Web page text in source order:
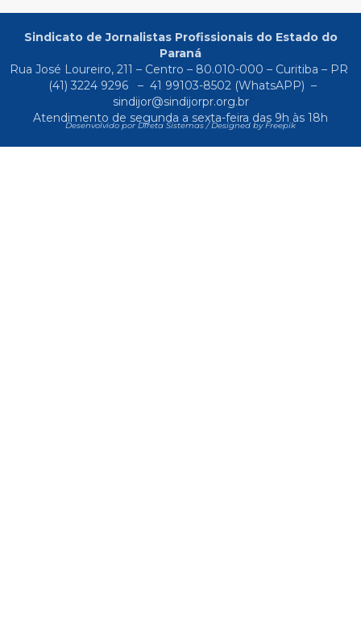
Sindicato de Jornalistas Profissionais do Estado do
Paraná
Rua José Loureiro, 211 – Centro – 80.010-000 – Curitiba – PR
(41) 3224 9296
– 41 99103-8502(WhatsAPP) –
sindijor@sindijorpr.org.br
Atendimento de segunda a sexta-feira das 9h às 18h
Desenvolvido por Direta Sistemas /Designed by Freepik